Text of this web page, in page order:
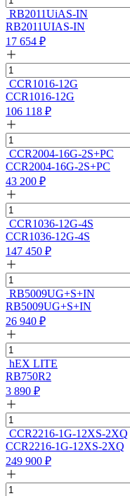
RB2011UiAS-IN
RB2011UIAS-IN
17 654 ₽
CCR1016-12G
CCR1016-12G
106 118 ₽
CCR2004-16G-2S+PC
CCR2004-16G-2S+PC
43 200 ₽
CCR1036-12G-4S
CCR1036-12G-4S
147 450 ₽
RB5009UG+S+IN
RB5009UG+S+IN
26 940 ₽
hEX LITE
RB750R2
3 890 ₽
CCR2216-1G-12XS-2XQ
CCR2216-1G-12XS-2XQ
249 900 ₽